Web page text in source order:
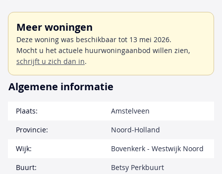
Meer woningen
Deze woning was beschikbaar tot 13 mei 2026.
Mocht u het actuele huurwoningaanbod willen zien,
schrijft u zich dan in.
Algemene informatie
Plaats:
Amstelveen
Provincie:
Noord-Holland
Wijk:
Bovenkerk - Westwijk Noord
Buurt:
Betsy Perkbuurt